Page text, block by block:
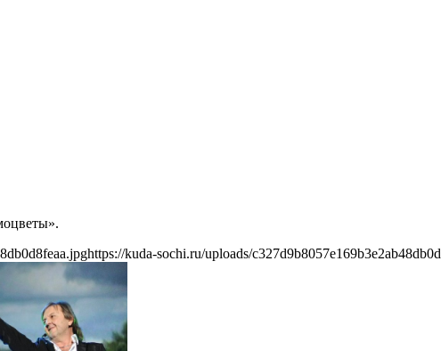
https://kuda-sochi.ru/uploads/